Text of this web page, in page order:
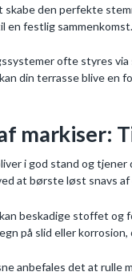
den perfekte
en festlig sammenkomst.
ofte styres
din terrasse blive en
markiser:
i god stand og
at børste løst snavs
kan beskadige stoffet
på slid eller
anbefales det at rulle